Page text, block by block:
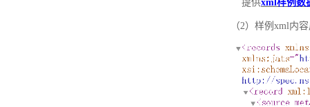
提供xml样例数
（2）样例xml内